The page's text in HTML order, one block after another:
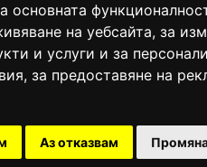
основната
на уебсайта, за
и услуги и за
, за предоставяне на
Аз отказвам
за ISSN) под номер: ISSN 1312-
номер: 47857/11.05.2004 година.